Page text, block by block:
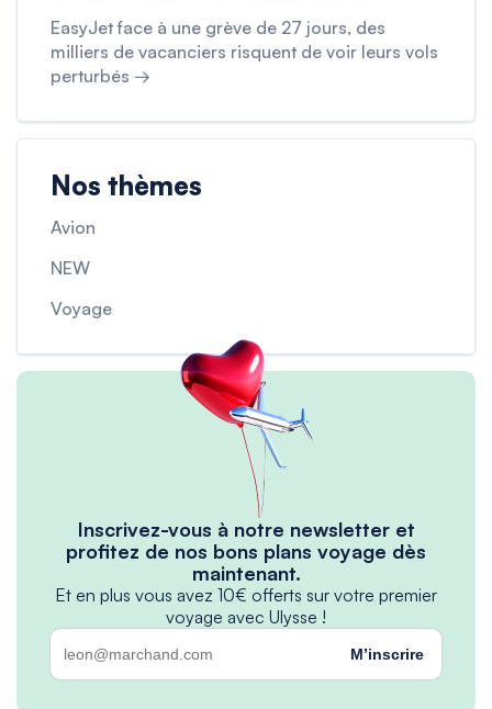
EasyJet face à une grève de 27 jours, des
milliers de vacanciers risquent de voir leurs vols
perturbés →
Nos thèmes
Avion
NEW
Voyage
Inscrivez-vous à notre newsletter et
profitez de nos bons plans voyage dès
maintenant.
Et en plus vous avez 10€ offerts sur votre premier
voyage avec Ulysse !
M’inscrire